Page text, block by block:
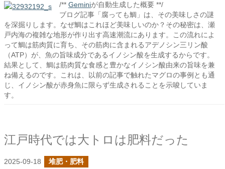
/** Geminiが自動生成した概要 **/
ブログ記事「腐っても鯛」は、その美味しさの謎
を深掘りします。なぜ鯛はこれほど美味しいのか？その秘密は、瀬
戸内海の複雑な地形が作り出す高速潮流にあります。この流れによ
って鯛は筋肉質に育ち、その筋肉に含まれるアデノシン三リン酸
（ATP）が、魚の旨味成分であるイノシン酸を生成するからです。
結果として、鯛は筋肉質な食感と豊かなイノシン酸由来の旨味を兼
ね備えるのです。これは、以前の記事で触れたマグロの事例とも通
じ、イノシン酸が赤身魚に限らず生成されることを示唆していま
す。
江戸時代では大トロは肥料だった
2025-09-18 堆肥・肥料